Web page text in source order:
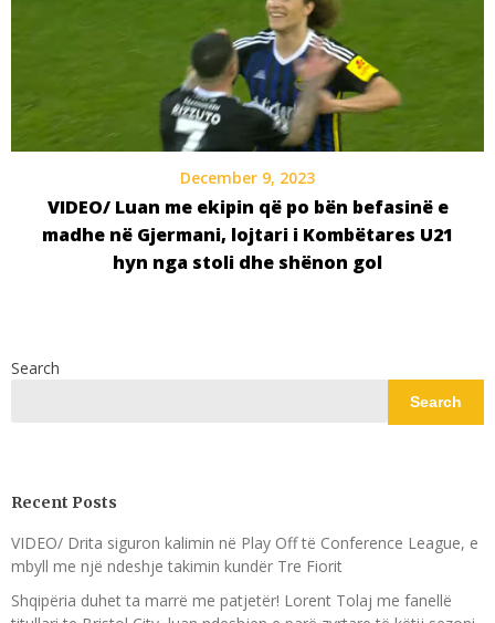
December 9, 2023
VIDEO/ Luan me ekipin që po bën befasinë e
madhe në Gjermani, lojtari i Kombëtares U21
hyn nga stoli dhe shënon gol
Search
Search
Recent Posts
VIDEO/ Drita siguron kalimin në Play Off të Conference League, e
mbyll me një ndeshje takimin kundër Tre Fiorit
Shqipëria duhet ta marrë me patjetër! Lorent Tolaj me fanellë